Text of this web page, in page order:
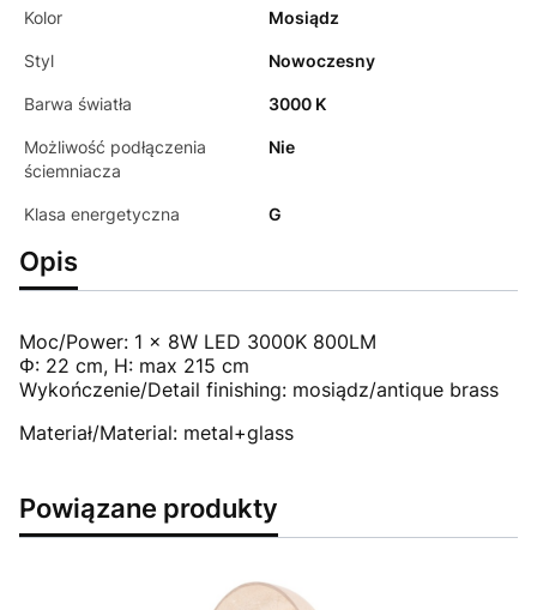
Kolor Mosiądz
Styl Nowoczesny
Barwa światła 3000 K
Możliwość podłączenia
ściemniacza
Nie
Klasa energetyczna G
Opis
Moc/Power: 1 x 8W LED 3000K 800LM
Φ: 22 cm, H: max 215 cm
Wykończenie/Detail finishing: mosiądz/antique brass
Materiał/Material: metal+glass
Powiązane produkty